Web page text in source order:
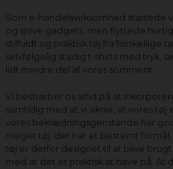
Som e-handelsvirksomhed startede
og sjove gadgets, men flyttede
stilfuldt og praktisk tøj fra forskellige
selvfølgelig stadig t-shirts med tryk,
lidt mindre del af vores sortiment.
Vi bestræber os altid på at
samtidig med at vi sikrer, at vores tøj
vores beklædningsgenstande har
meget tøj, der har et bestemt
tøj er derfor designet til at blive
med at det er praktisk at have på. At